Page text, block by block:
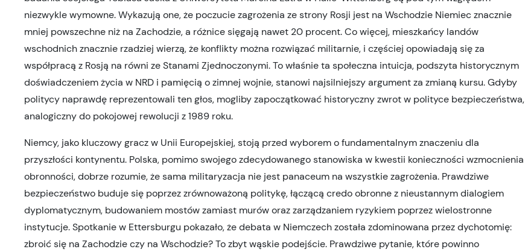
niezwykle wymowne. Wykazują one, że poczucie zagrożenia ze strony Rosji jest na Wschodzie Niemiec znacznie
mniej powszechne niż na Zachodzie, a różnice sięgają nawet 20 procent. Co więcej, mieszkańcy landów
wschodnich znacznie rzadziej wierzą, że konflikty można rozwiązać militarnie, i częściej opowiadają się za
współpracą z Rosją na równi ze Stanami Zjednoczonymi. To właśnie ta społeczna intuicja, podszyta historycznym
doświadczeniem życia w NRD i pamięcią o zimnej wojnie, stanowi najsilniejszy argument za zmianą kursu. Gdyby
politycy naprawdę reprezentowali ten głos, mogliby zapoczątkować historyczny zwrot w polityce bezpieczeństwa,
analogiczny do pokojowej rewolucji z 1989 roku.
Niemcy, jako kluczowy gracz w Unii Europejskiej, stoją przed wyborem o fundamentalnym znaczeniu dla
przyszłości kontynentu. Polska, pomimo swojego zdecydowanego stanowiska w kwestii konieczności wzmocnienia
obronności, dobrze rozumie, że sama militaryzacja nie jest panaceum na wszystkie zagrożenia. Prawdziwe
bezpieczeństwo buduje się poprzez zrównoważoną politykę, łączącą credo obronne z nieustannym dialogiem
dyplomatycznym, budowaniem mostów zamiast murów oraz zarządzaniem ryzykiem poprzez wielostronne
instytucje. Spotkanie w Ettersburgu pokazało, że debata w Niemczech została zdominowana przez dychotomię:
zbroić się na Zachodzie czy na Wschodzie? To zbyt wąskie podejście. Prawdziwe pytanie, które powinno